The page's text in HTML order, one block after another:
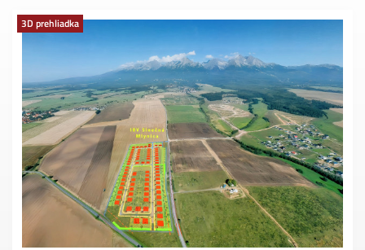
3D prehliadka